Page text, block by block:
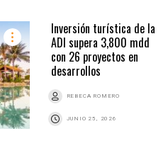
Inversión turística de la
ADI supera 3,800 mdd
con 26 proyectos en
desarrollos
REBECA ROMERO
JUNIO 25, 2026